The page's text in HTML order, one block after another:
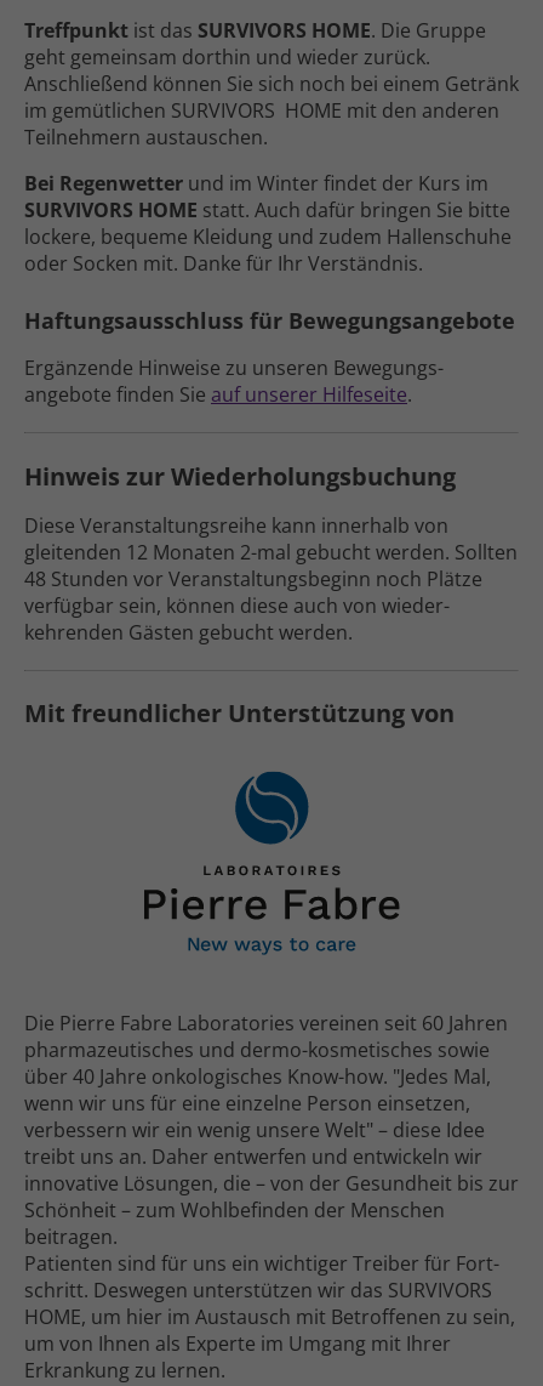
Treff­punkt ist das SURVIVORS HOME. Die Gruppe
geht gemeinsam dorthin und wieder zurück.
Anschließend können Sie sich noch bei einem Getränk
im gemütlichen SURVIVORS HOME mit den anderen
Teilnehmern austauschen.
Bei Regen­wetter und im Winter findet der Kurs im
SURVIVORS HOME statt. Auch dafür bringen Sie bitte
lockere, bequeme Kleidung und zudem Hallen­schuhe
oder Socken mit. Danke für Ihr Verständnis.
Haftungs­aus­schluss für Bewegungs­angebote
Ergänzende Hinweise zu unseren Bewegungs­
angebote finden Sie auf unserer Hilfe­seite.
Hinweis zur Wiederholungs­buchung
Diese Veranstaltungs­reihe kann inner­halb von
gleitenden 12 Monaten 2-mal gebucht werden. Sollten
48 Stunden vor Veranstaltungs­beginn noch Plätze
ver­fügbar sein, können diese auch von wieder­
kehrenden Gästen gebucht werden.
Mit freundlicher Unterstützung von
Die Pierre Fabre Laboratories vereinen seit 60 Jahren
pharma­zeutisches und dermo-kosmetisches sowie
über 40 Jahre onko­logisches Know-how. "Jedes Mal,
wenn wir uns für eine einzelne Person einsetzen,
verbessern wir ein wenig unsere Welt" – diese Idee
treibt uns an. Daher entwerfen und entwickeln wir
innovative Lösungen, die – von der Gesund­heit bis zur
Schönheit – zum Wohl­befinden der Menschen
beitragen.
Patienten sind für uns ein wichtiger Treiber für Fort­
schritt. Deswegen unter­­stützen wir das SURVIVORS
HOME, um hier im Austausch mit Betroffenen zu sein,
um von Ihnen als Experte im Umgang mit Ihrer
Erkrankung zu lernen.